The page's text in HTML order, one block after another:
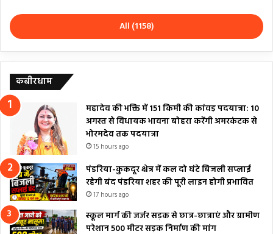
All (1158)
कबीरधाम
महादेव की भक्ति में 151 किमी की कांवड़ पदयात्रा: 10
अगस्त से विधायक भावना बोहरा करेंगी अमरकंटक से
भोरमदेव तक पदयात्रा
15 hours ago
पंडरिया-कुकदूर क्षेत्र में कल दो घंटे बिजली सप्लाई
रहेगी बंद पंडरिया शहर की पूरी लाइन होगी प्रभावित
17 hours ago
स्कूल मार्ग की जर्जर सड़क से छात्र-छात्राएं और ग्रामीण
परेशान 500 मीटर सड़क निर्माण की मांग